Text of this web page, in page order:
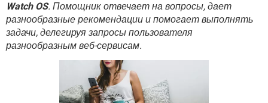
YANDEX
WINDOWS 10 ВКОНТАКТЕ
YANDEX
FACEBOOK ИГРЫ
WINDOWS 10 ВКОНТАКТЕ
Watch OS. Помощник отвечает на вопросы, дает
разнообразные рекомендации и помогает выполнять
задачи, делегируя запросы пользователя
разнообразным веб-сервисам.